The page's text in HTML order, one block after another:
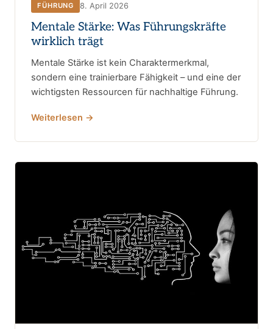
FÜHRUNG 8. April 2026
Mentale Stärke: Was Führungskräfte
wirklich trägt
Mentale Stärke ist kein Charaktermerkmal,
sondern eine trainierbare Fähigkeit – und eine der
wichtigsten Ressourcen für nachhaltige Führung.
Weiterlesen →